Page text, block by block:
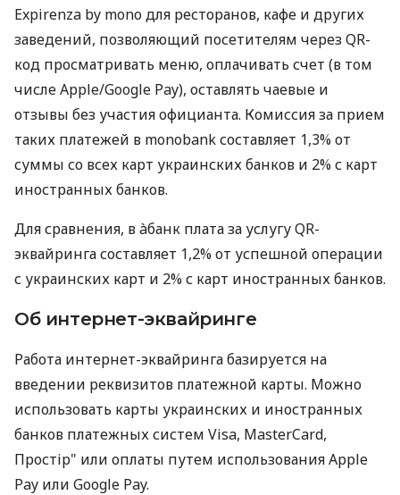
Expirenza by mono для ресторанов, кафе и других
заведений, позволяющий посетителям через QR-
код просматривать меню, оплачивать счет (в том
числе Apple/Google Pay), оставлять чаевые и
отзывы без участия официанта. Комиссия за прием
таких платежей в monobank составляет 1,3% от
суммы со всех карт украинских банков и 2% с карт
иностранных банков.
Для сравнения, в àбанк плата за услугу QR-
эквайринга составляет 1,2% от успешной операции
с украинских карт и 2% с карт иностранных банков.
Об интернет-эквайринге
Работа интернет-эквайринга базируется на
введении реквизитов платежной карты. Можно
использовать карты украинских и иностранных
банков платежных систем Visa, MasterCard,
Простір" или оплаты путем использования Apple
Pay или Google Pay.